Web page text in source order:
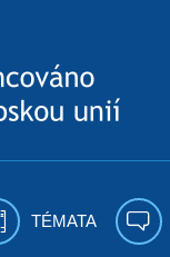
TÉMATA